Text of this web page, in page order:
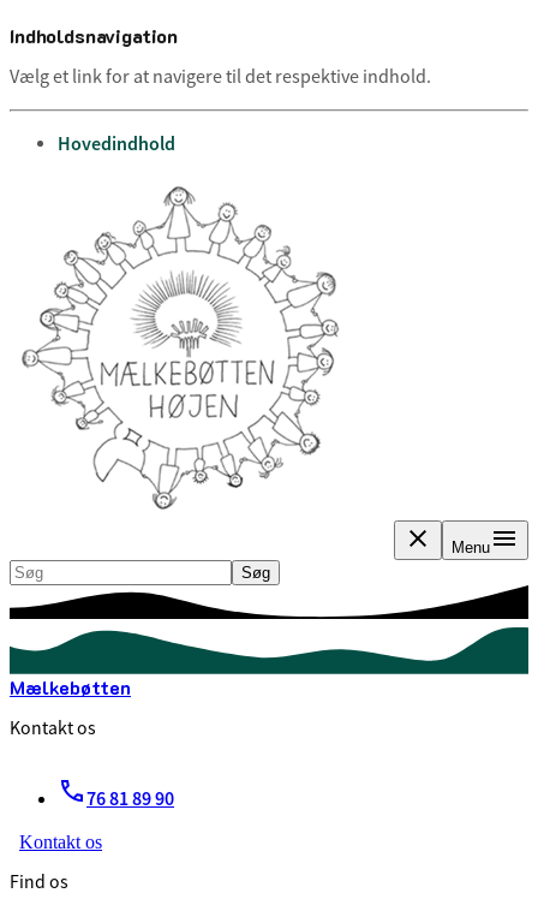
Indholdsnavigation
Vælg et link for at navigere til det respektive indhold.
gå til
Hovedindhold
Menu
Søg Søg
Mælkebøtten
Kontakt os
76 81 89 90
Kontakt os
Find os